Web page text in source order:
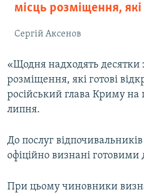
місць розміщення, які
Сергій Аксенов
«Щодня надходять десятки
розміщення, які готові
російський глава Криму на
липня.
До послуг
офіційно визнані готовими
При цьому чиновники